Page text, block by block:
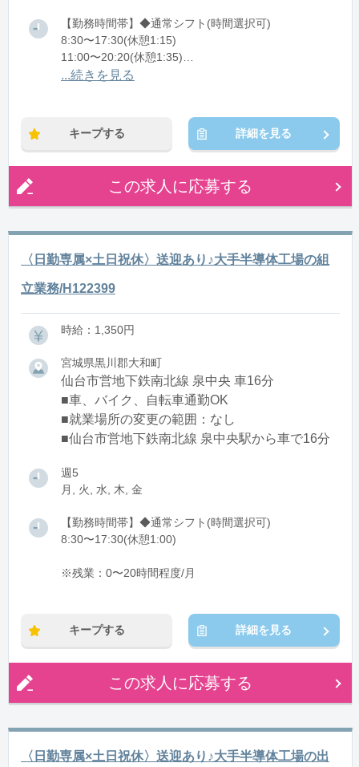
【勤務時間帯】◆通常シフト(時間選択可)
8:30〜17:30(休憩1:15)
11:00〜20:20(休憩1:35)
13:00〜22:20(休憩1:35)
...続きを見る
キープする 詳細を見る
この求人に応募する
〈日勤専属×土日祝休〉送迎あり♪大手半導体工場の組
立業務/H122399
時給：1,350円
宮城県黒川郡大和町
仙台市営地下鉄南北線 泉中央 車16分
■車、バイク、自転車通勤OK
■就業場所の変更の範囲：なし
■仙台市営地下鉄南北線 泉中央駅から車で16分
週5
月, 火, 水, 木, 金
【勤務時間帯】◆通常シフト(時間選択可)
8:30〜17:30(休憩1:00)
※残業：0〜20時間程度/月
キープする 詳細を見る
この求人に応募する
〈日勤専属×土日祝休〉送迎あり♪大手半導体工場の出